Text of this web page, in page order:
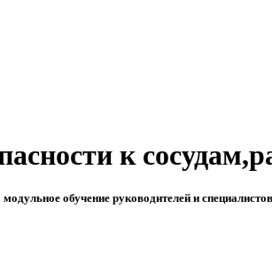
к
модульное обучение руководителей и специалистов